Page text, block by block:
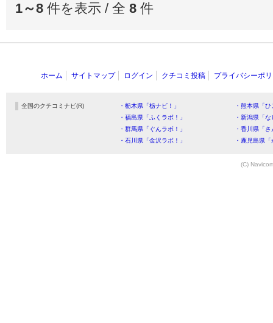
1～8 件を表示 / 全 8 件
ホーム サイトマップ ログイン クチコミ投稿 プライバシーポ
全国のクチコミナビ(R) ・栃木県「栃ナビ！」
・熊本県「
・福島県「ふくラボ！」
・新潟県「
・群馬県「ぐんラボ！」
・香川県「
・石川県「金沢ラボ！」
・鹿児島県
(C)